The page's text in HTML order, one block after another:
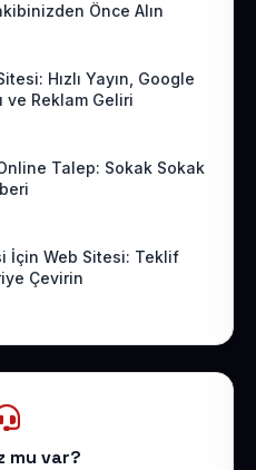
Önce Alın
Hızlı Yayın, Google
ve Reklam Geliri
Talep: Sokak Sokak
İçin Web Sitesi: Teklif
Çevirin
mu var?